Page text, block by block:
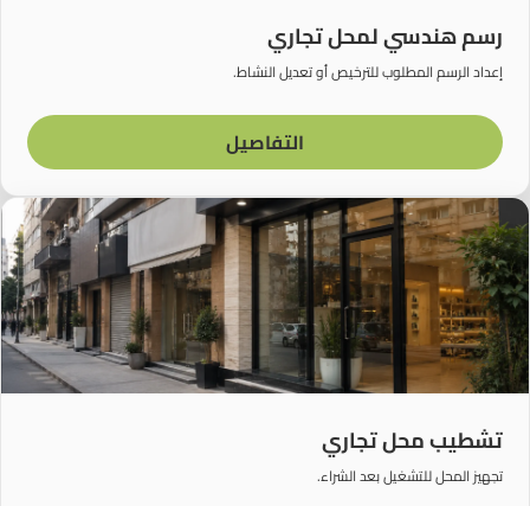
رسم هندسي لمحل تجاري
إعداد الرسم المطلوب للترخيص أو تعديل النشاط.
التفاصيل
تشطيب محل تجاري
تجهيز المحل للتشغيل بعد الشراء.